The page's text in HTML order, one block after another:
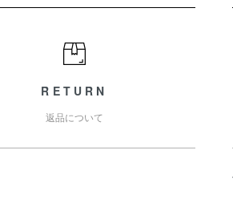
RETURN
返品について